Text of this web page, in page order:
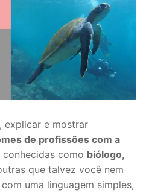
explicar e mostrar
de profissões com a
como biólogo,
que talvez você nem
uma linguagem simples,